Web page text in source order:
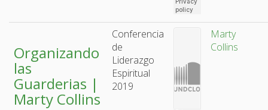
Organizando
las
Guarderias |
Marty Collins
Conferencia
de
Liderazgo
Espiritual
2019
Marty
Collins